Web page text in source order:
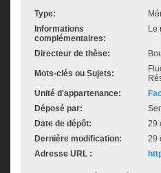
Type:
Informations
complémentaires:
Le
Directeur de thèse:
Mots-clés ou Sujets:
Unité d'appartenance:
Déposé par:
Date de dépôt:
29
Dernière modification:
29
Adresse URL :